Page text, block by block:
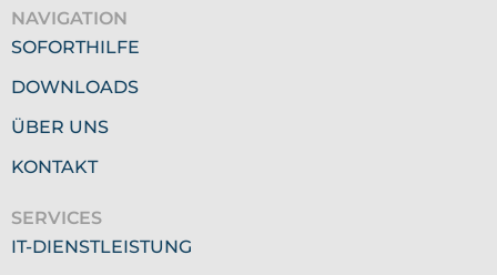
NAVIGATION
SOFORTHILFE
DOWNLOADS
ÜBER UNS
KONTAKT
SERVICES
IT-DIENSTLEISTUNG